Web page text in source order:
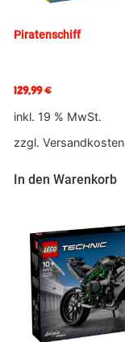
Piratenschiff
129,99€
inkl. 19 % MwSt.
zzgl. Versandkosten
In den Warenkorb